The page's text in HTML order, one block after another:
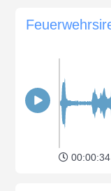
00:00:34